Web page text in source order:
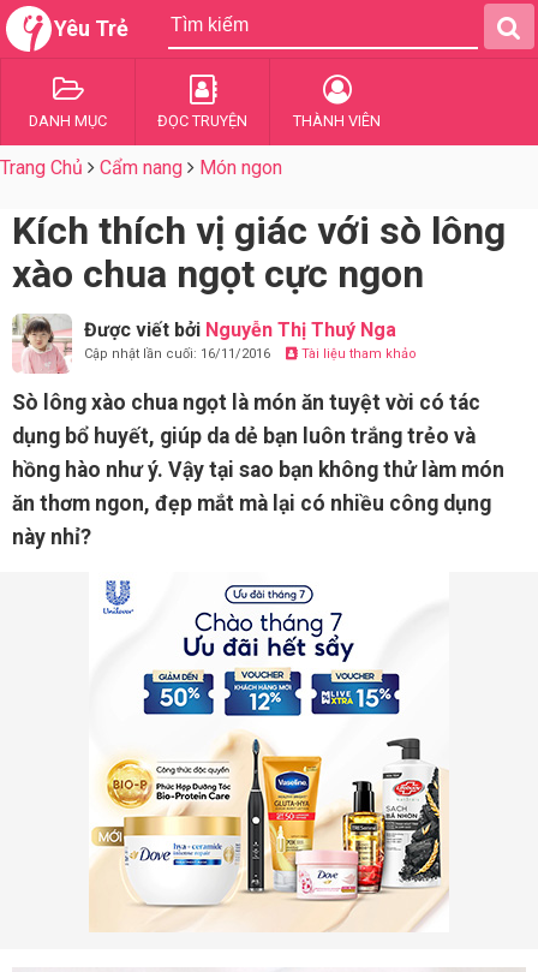
Yêu Trẻ
DANH MỤC ĐỌC TRUYỆN THÀNH VIÊN
Trang Chủ Cẩm nang Món ngon
Kích thích vị giác với sò lông
xào chua ngọt cực ngon
Được viết bởi Nguyễn Thị Thuý Nga
Cập nhật lần cuối: 16/11/2016 Tài liệu tham khảo
Sò lông xào chua ngọt là món ăn tuyệt vời có tác
dụng bổ huyết, giúp da dẻ bạn luôn trắng trẻo và
hồng hào như ý. Vậy tại sao bạn không thử làm món
ăn thơm ngon, đẹp mắt mà lại có nhiều công dụng
này nhỉ?